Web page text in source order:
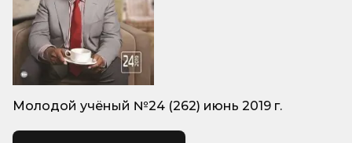
Молодой учёный №24 (262) июнь 2019 г.